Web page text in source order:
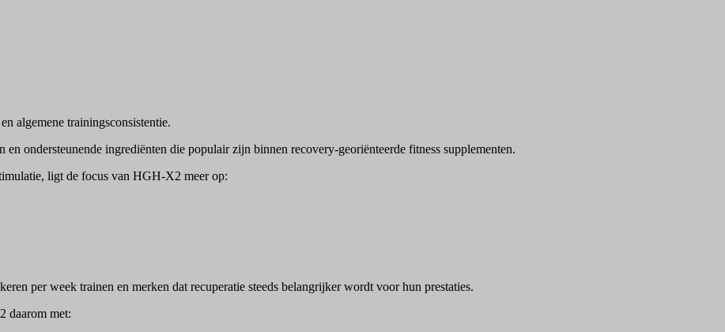
algemene trainingsconsistentie.
ondersteunende ingrediënten die populair zijn binnen recovery-georiënteerde fitness supplementen.
ligt de focus van HGH-X2 meer op:
per week trainen en merken dat recuperatie steeds belangrijker wordt voor hun prestaties.
daarom met: